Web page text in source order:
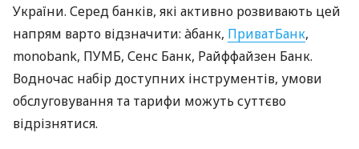
України. Серед банків, які активно розвивають цей
напрям варто відзначити: àбанк, ПриватБанк,
monobank, ПУМБ, Сенс Банк, Райффайзен Банк.
Водночас набір доступних інструментів, умови
обслуговування та тарифи можуть суттєво
відрізнятися.